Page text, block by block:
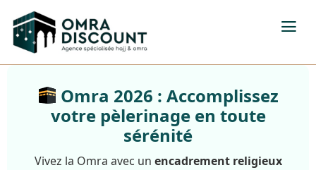
Omra 2026 : Accomplissez
votre pèlerinage en toute
sérénité
Vivez la Omra avec un encadrement religieux